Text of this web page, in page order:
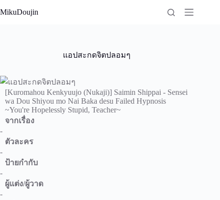
to
MikuDoujin
แอปสะกดจิตปลอมๆ
[Kuromahou Kenkyuujo (Nukaji)] Saimin Shippai - Sensei
wa Dou Shiyou mo Nai Baka desu Failed Hypnosis
~You're Hopelessly Stupid, Teacher~
จากเรื่อง
-
ตัวละคร
-
ป้ายกำกับ
-
ผู้แต่ง/ผู้วาด
-